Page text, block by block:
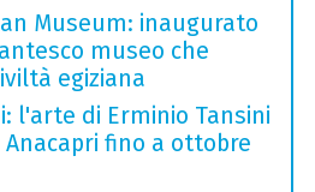
Museum: inaugurato
museo che
egiziana
l'arte di Erminio Tansini
fino a ottobre